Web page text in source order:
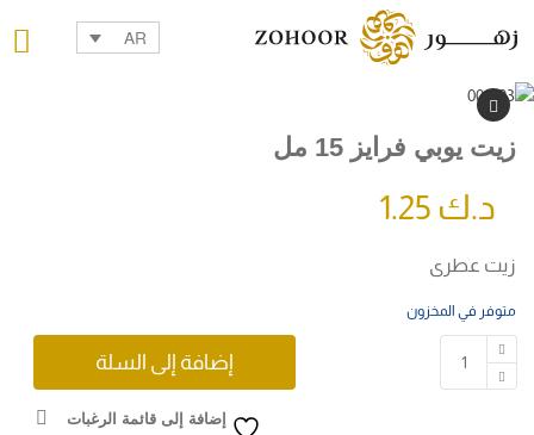
AR
زيت يوبي فرايز 15 مل
د.ك
زيت عطرى
متوفر في المخزون
إضافة إلى السلة
إضافة إلى قائمة الرغبات